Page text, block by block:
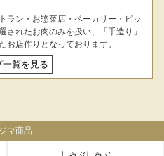
ラン・お惣菜店・ベーカリー・ピッ
されたお肉のみを扱い、「手造り」
お店作りとなっております。
一覧を見る
マ商品